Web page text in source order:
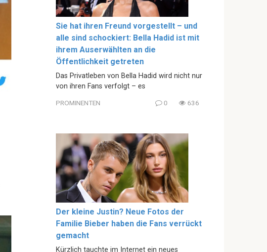
Sie hat ihren Freund vorgestellt – und
alle sind schockiert: Bella Hadid ist mit
ihrem Auserwählten an die
Öffentlichkeit getreten
Das Privatleben von Bella Hadid wird nicht nur
von ihren Fans verfolgt – es
PROMINENTEN 0 636
Der kleine Justin? Neue Fotos der
Familie Bieber haben die Fans verrückt
gemacht
Kürzlich tauchte im Internet ein neues